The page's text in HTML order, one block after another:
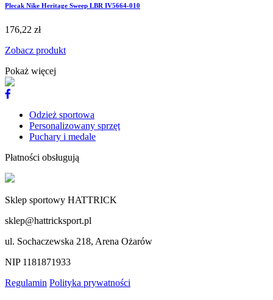
Plecak Nike Heritage Sweep LBR IV5664-010
176,22 zł
Zobacz produkt
Pokaż więcej
Odzież sportowa
Personalizowany sprzęt
Puchary i medale
Płatności obsługują
Sklep sportowy HATTRICK
sklep@hattricksport.pl
ul. Sochaczewska 218, Arena Ożarów
NIP 1181871933
Regulamin Polityka prywatności